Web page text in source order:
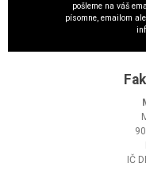
pošleme na váš
písomne, emailom
IČ